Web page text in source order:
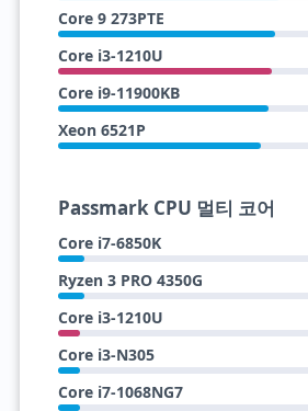
Core 9 273PTE
Core i3-1210U
Core i9-11900KB
Xeon 6521P
Passmark CPU 멀티 코어
Core i7-6850K
Ryzen 3 PRO 4350G
Core i3-1210U
Core i3-N305
Core i7-1068NG7